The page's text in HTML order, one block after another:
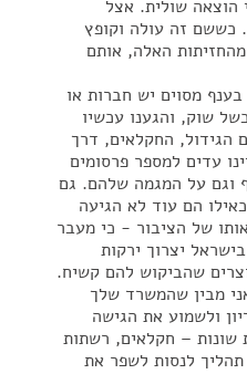
הוצאה שולית. אצל
כששם זה עולה וקופץ
האלה, אותם
מסוים יש חברות או
שוק, והגענו עכשיו
הגידול, החקלאים, דרך
עדים למספר פרסומים
וגם על המגמה שלהם. גם
הם עוד לא הגיעה
של הציבור - כי מעבר
יצרוך ירקות
שהביקוש להם קשיח.
מבין שהמשרד שלך
ולשמוע את הגישה
שונות – חקלאים, רשתות
לנסות לשפר את